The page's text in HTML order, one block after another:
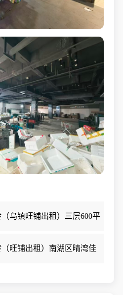
乌镇旺铺出租）三层600平
业
旺铺出租）南湖区晴湾佳